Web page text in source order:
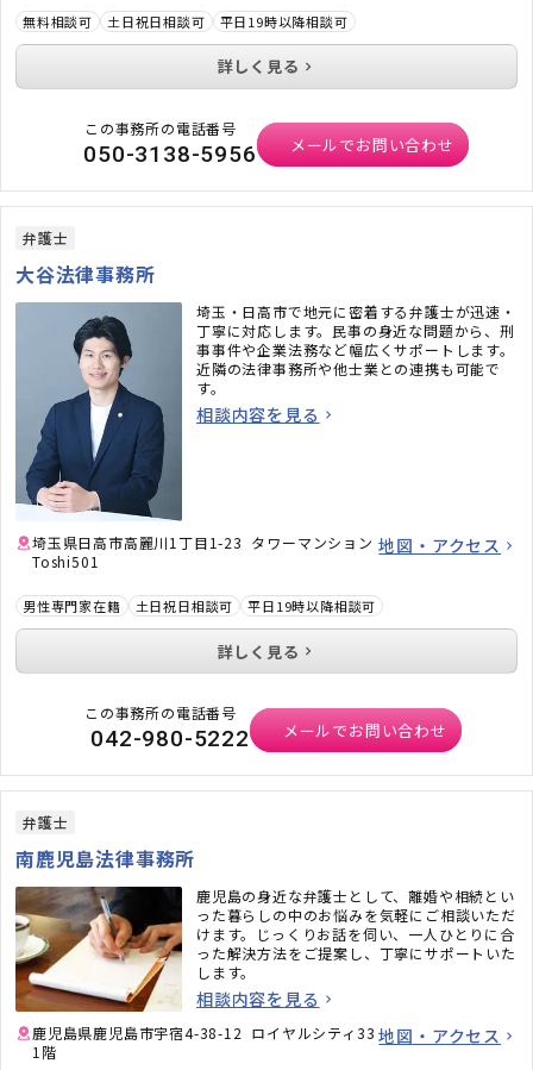
無料相談可 土日祝日相談可 平日19時以降相談可
詳しく見る
この事務所の電話番号
050-3138-5956 メールでお問い合わせ
弁護士
大谷法律事務所
埼玉・日高市で地元に密着する弁護士が迅速・
丁寧に対応します。民事の身近な問題から、刑
事事件や企業法務など幅広くサポートします。
近隣の法律事務所や他士業との連携も可能で
す。
相談内容を見る
埼玉県日高市高麗川1丁目1-23 タワーマンション
Toshi501
地図・アクセス
男性専門家在籍 土日祝日相談可 平日19時以降相談可
詳しく見る
この事務所の電話番号
042-980-5222 メールでお問い合わせ
弁護士
南鹿児島法律事務所
鹿児島の身近な弁護士として、離婚や相続とい
った暮らしの中のお悩みを気軽にご相談いただ
けます。じっくりお話を伺い、一人ひとりに合
った解決方法をご提案し、丁寧にサポートいた
します。
相談内容を見る
鹿児島県鹿児島市宇宿4-38-12 ロイヤルシティ33
1階
地図・アクセス